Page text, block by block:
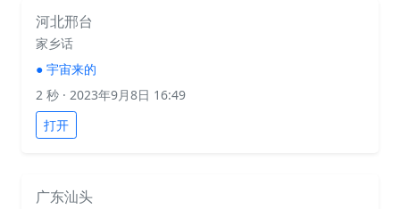
河北邢台
家乡话
● 宇宙来的
2 秒 · 2023年9月8日 16:49
打开
广东汕头